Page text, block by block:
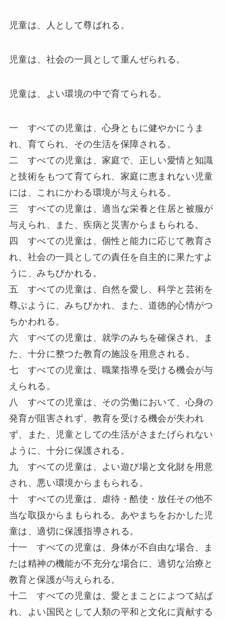
児童は、人として尊ばれる。
児童は、社会の一員として重んぜられる。
児童は、よい環境の中で育てられる。
一 すべての児童は、心身ともに健やかにうま
れ、育てられ、その生活を保障される。
二 すべての児童は、家庭で、正しい愛情と知識
と技術をもつて育てられ、家庭に恵まれない児童
には、これにかわる環境が与えられる。
三 すべての児童は、適当な栄養と住居と被服が
与えられ、また、疾病と災害からまもられる。
四 すべての児童は、個性と能力に応じて教育さ
れ、社会の一員としての責任を自主的に果たすよ
うに、みちびかれる。
五 すべての児童は、自然を愛し、科学と芸術を
尊ぶように、みちびかれ、また、道徳的心情がつ
ちかわれる。
六 すべての児童は、就学のみちを確保され、ま
た、十分に整つた教育の施設を用意される。
七 すべての児童は、職業指導を受ける機会が与
えられる。
八 すべての児童は、その労働において、心身の
発育が阻害されず、教育を受ける機会が失われ
ず、また、児童としての生活がさまたげられない
ように、十分に保護される。
九 すべての児童は、よい遊び場と文化財を用意
され、悪い環境からまもられる。
十 すべての児童は、虐待・酷使・放任その他不
当な取扱からまもられる。あやまちをおかした児
童は、適切に保護指導される。
十一 すべての児童は、身体が不自由な場合、ま
たは精神の機能が不充分な場合に、適切な治療と
教育と保護が与えられる。
十二 すべての児童は、愛とまことによつて結ば
れ、よい国民として人類の平和と文化に貢献する